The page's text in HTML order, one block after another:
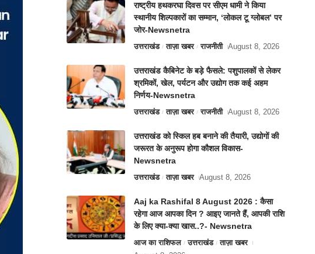
राष्ट्रीय हथकरघा दिवस पर सीएम धामी ने किया
स्थानीय शिल्पकारों का सम्मान, ‘लोकल टू ग्लोबल’ पर
जोर-Newsnetra
उत्तराखंड ताज़ा खबर राजनीती August 8, 2026
उत्तराखंड कैबिनेट के बड़े फैसले: पशुपालकों से लेकर
श्रमिकों, खेल, पर्यटन और उद्योग तक कई अहम
निर्णय-Newsnetra
उत्तराखंड ताज़ा खबर राजनीती August 8, 2026
उत्तराखंड को स्किल हब बनाने की तैयारी, उद्योगों की
जरूरत के अनुरूप होगा कौशल विकास-
Newsnetra
उत्तराखंड ताज़ा खबर August 8, 2026
Aaj ka Rashifal 8 August 2026 : कैसा
रहेगा आज आपका दिन ? आइए जानते हैं, आपकी राशि
के लिए क्या-क्या खास..?- Newsnetra
आज का राशिफल उत्तराखंड
ताज़ा खबर